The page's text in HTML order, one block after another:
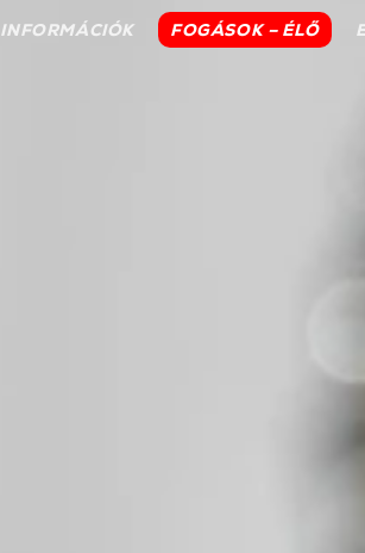
INFORMÁCIÓK FOGÁSOK – ÉLŐ